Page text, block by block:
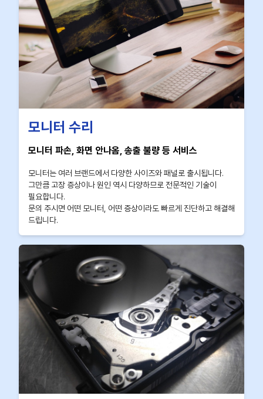
모니터 수리
모니터 파손, 화면 안나옴, 송출 불량 등 서비스
모니터는 여러 브랜드에서 다양한 사이즈와 패널로 출시됩니다.
그만큼 고장 증상이나 원인 역시 다양하므로 전문적인 기술이
필요합니다.
문의 주시면 어떤 모니터, 어떤 증상이라도 빠르게 진단하고 해결해
드립니다.